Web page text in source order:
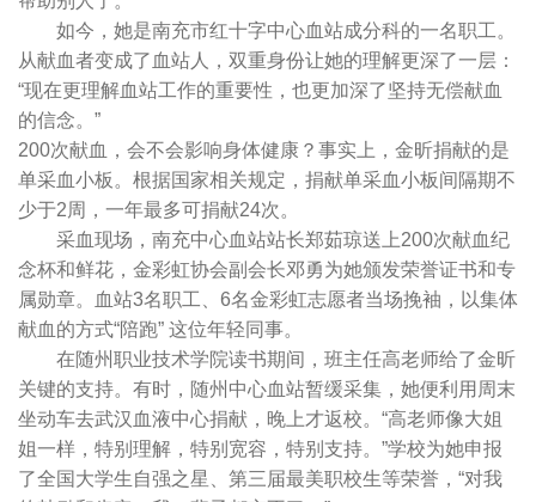
如今，她是南充市红十字中心血站成分科的一名职工。
从献血者变成了血站人，双重身份让她的理解更深了一层：
“现在更理解血站工作的重要性，也更加深了坚持无偿献血
的信念。”
200次献血，会不会影响身体健康？事实上，金昕捐献的是
单采血小板。根据国家相关规定，捐献单采血小板间隔期不
少于2周，一年最多可捐献24次。
采血现场，南充中心血站站长郑茹琼送上200次献血纪
念杯和鲜花，金彩虹协会副会长邓勇为她颁发荣誉证书和专
属勋章。血站3名职工、6名金彩虹志愿者当场挽袖，以集体
献血的方式“陪跑” 这位年轻同事。
在随州职业技术学院读书期间，班主任高老师给了金昕
关键的支持。有时，随州中心血站暂缓采集，她便利用周末
坐动车去武汉血液中心捐献，晚上才返校。“高老师像大姐
姐一样，特别理解，特别宽容，特别支持。”学校为她申报
了全国大学生自强之星、第三届最美职校生等荣誉，“对我